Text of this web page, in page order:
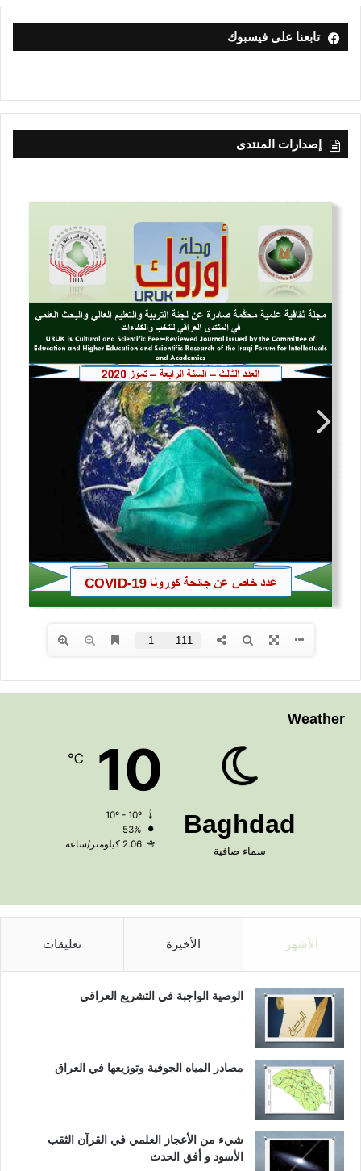
تابعنا على فيسبوك
إصدارات المنتدى
Weather
Baghdad
سماء صافية
10
℃
53%
2.06 كيلومتر/ساعة
الأشهر الأخيرة تعليقات
الوصية الواجبة في التشريع العراقي
مصادر المياه الجوفية وتوزيعها في العراق
شيء من الأعجاز العلمي في القرآن الثقب
الأسود و أفق الحدث